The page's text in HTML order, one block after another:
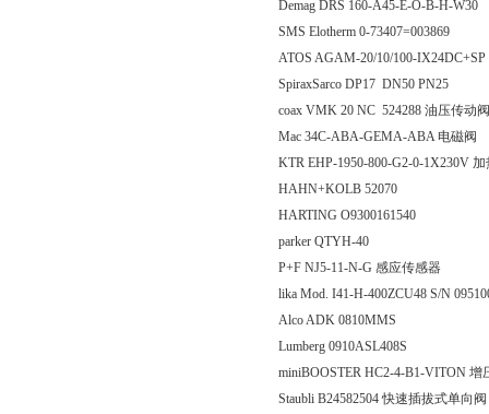
Demag DRS 160-A45-E-O-B-H-W30
SMS Elotherm 0-73407=003869
ATOS AGAM-20/10/100-
SpiraxSarco DP17 DN50 PN25
coax VMK 20 NC 524288 油压传动阀
Mac 34C-ABA-GEMA-ABA 电磁阀
KTR EHP-1950-800-G2-0-1X230V
HAHN+KOLB 52070
HARTING O9300161540
parker QTYH-40
P+F NJ5-11-N-G 感应传感器
lika Mod. I41-H-400ZCU48 S/N
Alco ADK 0810MMS
Lumberg 0910ASL408S
miniBOOSTER HC2-4-B1-VITON 增
Staubli B24582504 快速插拔式单向阀